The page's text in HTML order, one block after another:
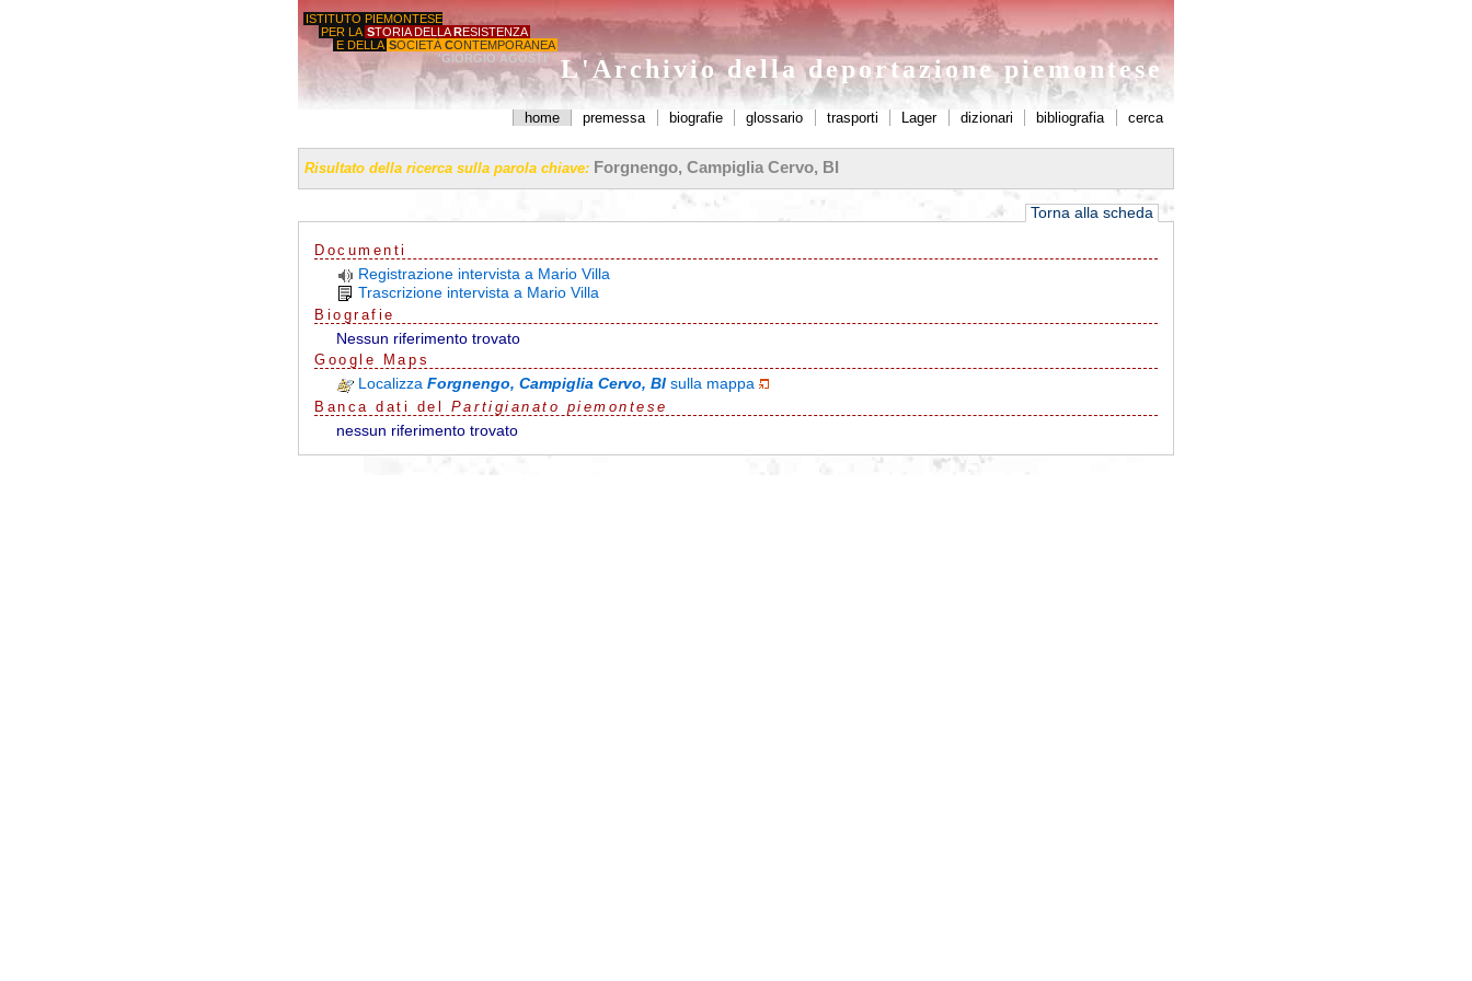
ISTITUTO PIEMONTESE
PER LA STORIA DELLA RESISTENZA
E DELLA SOCIETÀ CONTEMPORANEA
'GIORGIO AGOSTI'
L'Archivio della deportazione piemontese
home premessa biografie glossario trasporti Lager dizionari bibliografia cerca
Risultato della ricerca sulla parola chiave: Forgnengo, Campiglia Cervo, BI
Torna alla scheda
Documenti
Registrazione intervista a Mario Villa
Trascrizione intervista a Mario Villa
Biografie
Nessun riferimento trovato
G oo g e Maps
LocalizzaForgnengo, Campiglia Cervo, BIsulla mappa
Banca dati del Partigianato piemontese
nessun riferimento trovato